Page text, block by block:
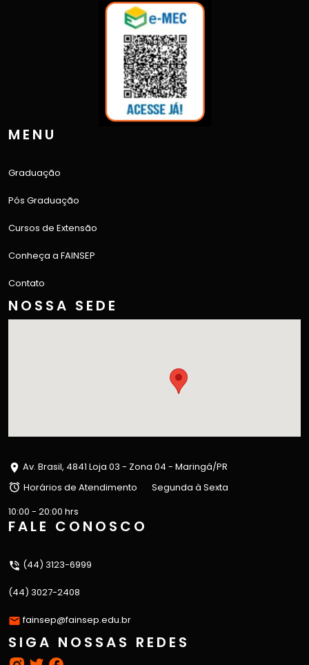
MENU
Graduação
Pós Graduação
Cursos de Extensão
Conheça a FAINSEP
Contato
NOSSA SEDE
Av. Brasil, 4841 Loja 03 - Zona 04 - Maringá/PR
Horários de Atendimento
Segunda à Sexta
10:00 - 20:00 hrs
FALE CONOSCO
(44) 3123-6999
(44) 3027-2408
fainsep@fainsep.edu.br
SIGA NOSSAS REDES